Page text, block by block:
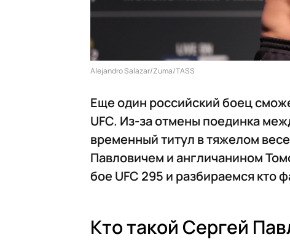
Alejandro Salazar/Zuma/TASS
Еще один российский боец
UFC. Из-за отмены поединка
временный титул в тяжелом
Павловичем и англичанином
бое UFC 295 и разбираемся кто
Кто такой Сергей